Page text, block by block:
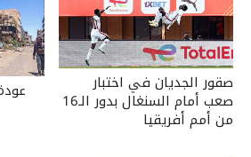
صقور الجديان في اختبار
صعب أمام السنغال بدور الـ16
من أمم أفريقيا